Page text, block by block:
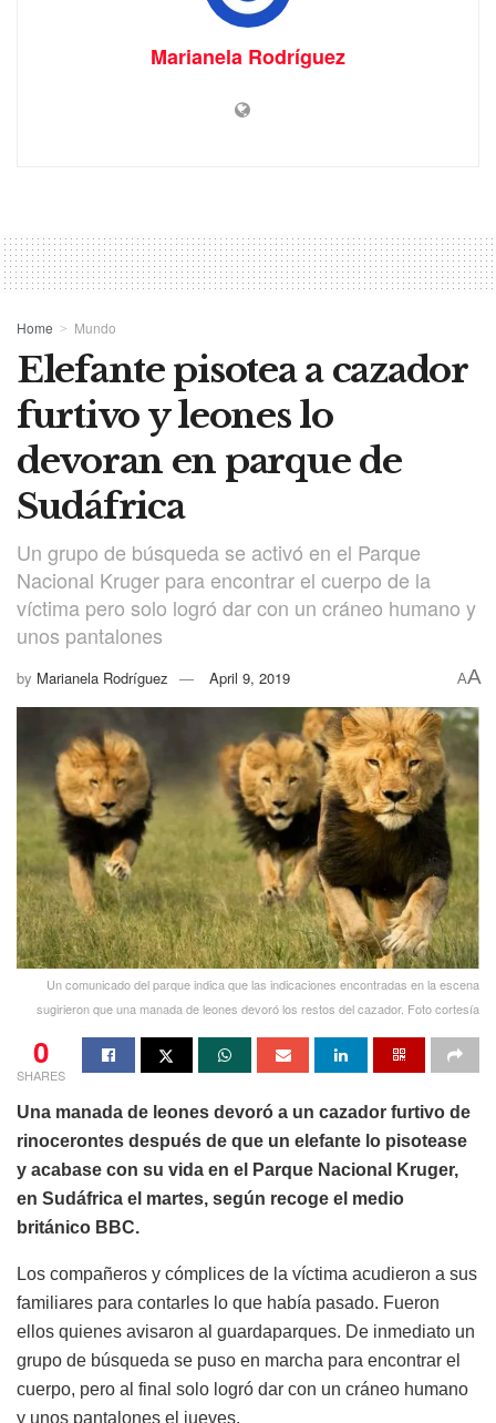
Marianela Rodríguez
Home Mundo
Elefante pisotea a cazador
furtivo y leones lo
devoran en parque de
Sudáfrica
Un grupo de búsqueda se activó en el Parque
Nacional Kruger para encontrar el cuerpo de la
víctima pero solo logró dar con un cráneo humano y
unos pantalones
by Marianela Rodríguez April 9, 2019 AA
Un comunicado del parque indica que las indicaciones encontradas en la escena
sugirieron que una manada de leones devoró los restos del cazador. Foto cortesía
0
SHARES
Una manada de leones devoró a un cazador furtivo de
rinocerontes después de que un elefante lo pisotease
y acabase con su vida en el Parque Nacional Kruger,
en Sudáfrica el martes, según recoge el medio
británico BBC.
Los compañeros y cómplices de la víctima acudieron a sus
familiares para contarles lo que había pasado. Fueron
ellos quienes avisaron al guardaparques. De inmediato un
grupo de búsqueda se puso en marcha para encontrar el
cuerpo, pero al final solo logró dar con un cráneo humano
y unos pantalones el jueves.